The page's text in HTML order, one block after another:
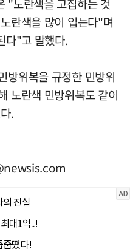
"노란색을 고집하는 것
란색을 많이 입는다"며
다"고 말했다.
방위복을 규정한 민방위
노란색 민방위복도 같이
.